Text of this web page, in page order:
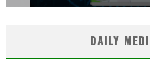
DAILY